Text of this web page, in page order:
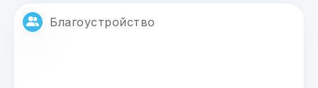
Благоустройство